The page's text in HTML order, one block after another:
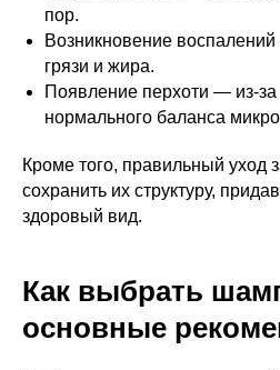
пор.
Возникновение
грязи и жира.
Появление перхоти — из-
нормального баланса
Кроме того, правильный уход
сохранить их структуру,
здоровый вид.
Как выбрать
основные